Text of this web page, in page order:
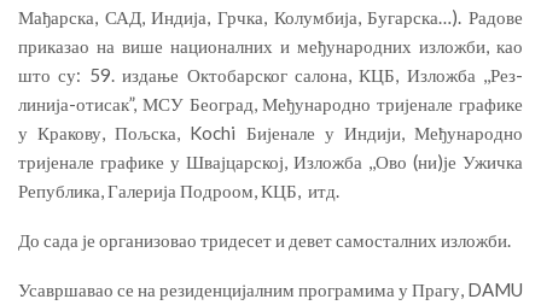
Мађарска, САД, Индија, Грчка, Колумбија, Бугарска…). Радове
приказао на више националних и међународних изложби, као
што су: 59. издање Октобарског салона, КЦБ, Изложба ,,Рез-
линија-отисак”, МСУ Београд, Међународно тријенале графике
у Кракову, Пољска, Kochi Бијенале у Индији, Међународно
тријенале графике у Швајцарској, Изложба ,,Ово (ни)је Ужичка
Република, Галерија Подроом, КЦБ, итд.
До сада је организовао тридесет и девет самосталних изложби.
Усавршавао се на резиденцијалним програмима у Прагу, DAMU